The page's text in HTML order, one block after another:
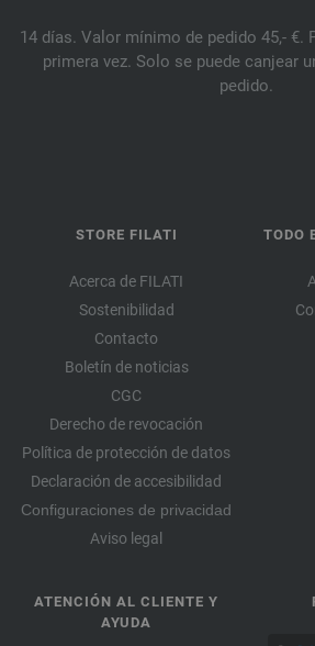
14 días. Valor mínimo de pedido 45,- €.
primera vez. Solo se puede canjear
pedido.
STORE FILATI
Acerca de FILATI
Sostenibilidad
Contacto
Boletín de noticias
CGC
Derecho de revocación
Política de protección de datos
Declaración de accesibilidad
Configuraciones de privacidad
Aviso legal
TODO
ATENCIÓN AL CLIENTE Y
AYUDA